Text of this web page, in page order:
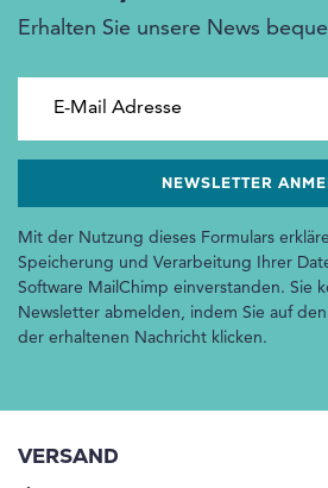
Erhalten Sie unsere News
Mit der Nutzung dieses Formulars
Speicherung und Verarbeitung Ihrer
Software MailChimp einverstanden. Sie
Newsletter abmelden, indem Sie auf
der erhaltenen Nachricht klicken.
VERSAND